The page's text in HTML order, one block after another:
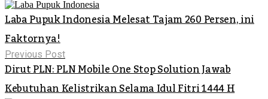
Laba Pupuk Indonesia Melesat Tajam 260 Persen, ini
Faktornya!
Previous Post
Dirut PLN: PLN Mobile One Stop Solution Jawab
Kebutuhan Kelistrikan Selama Idul Fitri 1444 H